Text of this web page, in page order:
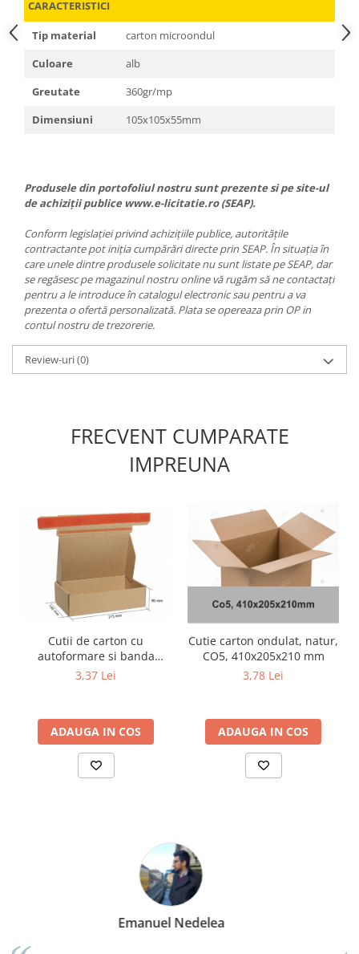
CARACTERISTICI
Tip material
carton microondul
Culoare
alb
Greutate
360gr/mp
Dimensiuni
105x105x55mm
Produsele din portofoliul nostru sunt prezente si pe site-ul
de achiziții publice www.e-licitatie.ro (SEAP).
Conform legislației privind achizițiile publice, autoritățile
contractante pot iniția cumpărări directe prin SEAP. În situația în
care unele dintre produsele solicitate nu sunt listate pe SEAP, dar
se regăsesc pe magazinul nostru online vă rugăm să ne contactați
pentru a le introduce în catalogul electronic sau pentru a va
prezenta o ofertă personalizată. Plata se opereaza prin OP in
contul nostru de trezorerie.
Review-uri(0)
FRECVENT CUMPARATE
IMPREUNA
Cutii de carton cu
autoformare si banda
dublu adeziva Autobox
3,37 Lei
ADAUGA IN COS
Cutie carton ondulat, natur,
CO5, 410x205x210 mm
3,78 Lei
ADAUGA IN COS
Marius Zinveliu